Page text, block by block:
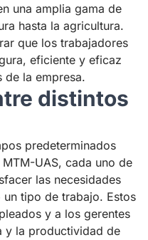
una amplia gama de
hasta la agricultura.
que los trabajadores
eficiente y eficaz
de la empresa.
distintos
predeterminados
UAS, cada uno de
las necesidades
tipo de trabajo. Estos
y a los gerentes
y la productividad de